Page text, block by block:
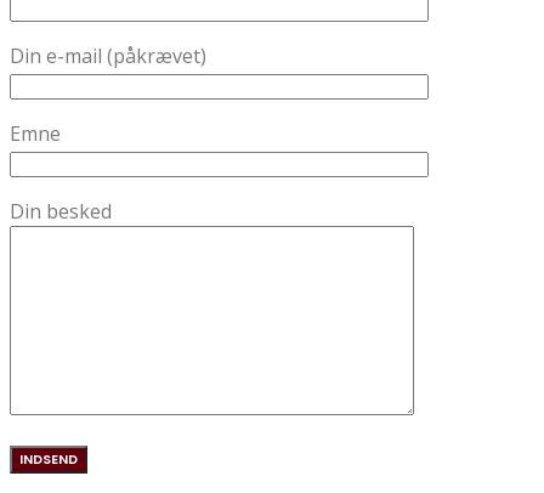
Din e-mail (påkrævet)
Emne
Din besked